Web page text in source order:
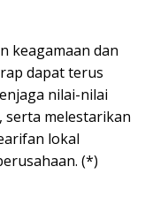
keagamaan dan
dapat terus
nilai-nilai
serta melestarikan
lokal
(*)